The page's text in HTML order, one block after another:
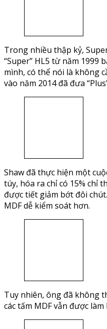
Trong nhiều thập kỷ,
“Super” HL5 từ năm 1999
mình, có thể nói là không
vào năm 2014 đã đưa
Shaw đã thực hiện một
túy, hóa ra chỉ có 15% chỉ
được tiết giảm bớt đôi
MDF dễ kiểm soát hơn.
Tuy nhiên, ông đã không
các tấm MDF vẫn được